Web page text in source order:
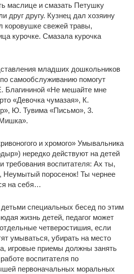
маслице и смазать Петушку
друг другу. Кузнец дал хозяину
коровушке свежей травы,
курочке. Смазала курочка
младших дошкольников
самообслуживанию помогут
Благининой «Не мешайте мне
«Девочка чумазая», К.
Ю. Тувима «Письмо», 3.
и хромого» Умывальника
нередко действуют на детей
требования воспитателя: Ах ты,
Неумытый поросенок! Ты чернее
на себя…
специальных бесед по этим
жизнь детей, педагог может
четверостишия, если
умываться, убирать на место
игровые приемы должны занять
воспитателя по
первоначальных моральных